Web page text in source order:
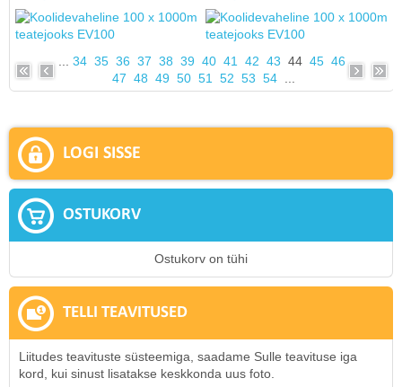
34 35 36 37 38 39 40 41 42 43 44 45 46
47 48 49 50 51 52 53 54...
LOGI SISSE
OSTUKORV
Ostukorv on tühi
TELLI TEAVITUSED
Liitudes teavituste süsteemiga, saadame Sulle teavituse iga
kord, kui sinust lisatakse keskkonda uus foto.